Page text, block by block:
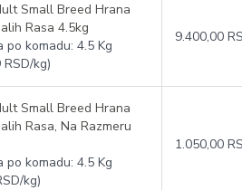
Small Breed Hrana
Rasa 4.5kg
po komadu: 4.5 Kg
kg)
9.400,00
Small Breed Hrana
Rasa, Na Razmeru
po komadu: 4.5 Kg
kg)
1.050,00